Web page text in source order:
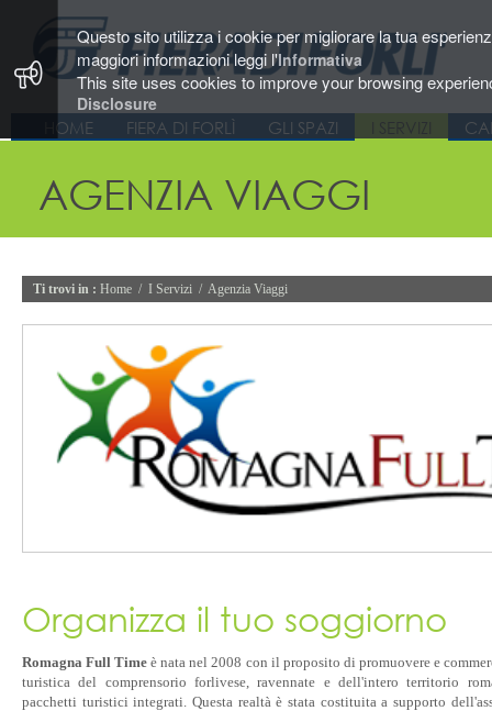
Questo sito utilizza i cookie per migliorare la tua
maggiori informazioni leggi l'Informativa
This site uses cookies to improve your browsing
Disclosure
HOME FIERA DI FORLÌ GLI SPAZI I SERVIZI
AGENZIA VIAGGI
Ti trovi in : Home / I Servizi / Agenzia Viaggi
Organizza il tuo soggiorno
Romagna Full Time è nata nel 2008 con il proposito di promuovere e
turistica del comprensorio forlivese, ravennate e dell'intero territorio
pacchetti turistici integrati. Questa realtà è stata costituita a supporto